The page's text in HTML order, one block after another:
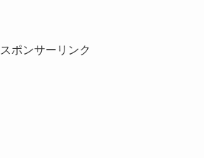
スポンサーリンク